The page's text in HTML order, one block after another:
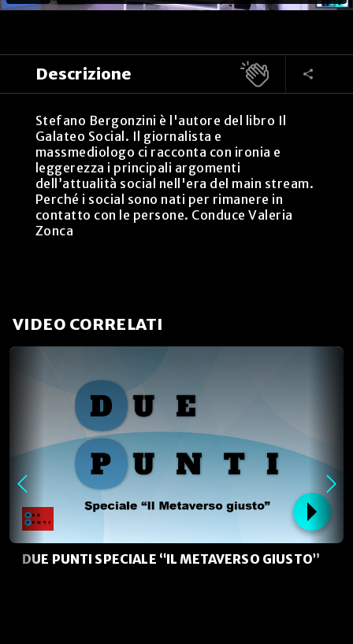
Descrizione
Stefano Bergonzini è l'autore del libro Il
Galateo Social. Il giornalista e
massmediologo ci racconta con ironia e
leggerezza i principali argomenti
dell’attualità social nell'era del main stream.
Perché i social sono nati per rimanere in
contatto con le persone. Conduce Valeria
Zonca
VIDEO CORRELATI
DUE PUNTI SPECIALE “IL METAVERSO GIUSTO”